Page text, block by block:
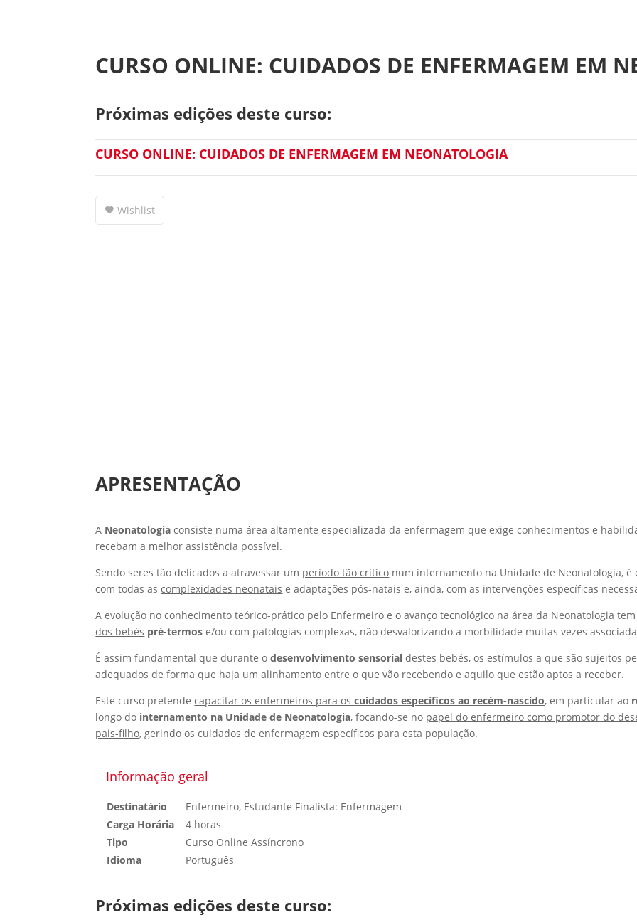
CURSO ONLINE: CUIDADOS DE ENFERMAGEM EM
Próximas edições deste curso:
CURSO ONLINE: CUIDADOS DE ENFERMAGEM EM NEONATOLOGIA
Wishlist
APRESENTAÇÃO
A Neonatologia consiste numa área altamente especializada da enfermagem que exige conhecimentos e
recebam a melhor assistência possível.
Sendo seres tão delicados a atravessar um período tão crítico num internamento na Unidade de Neonatologia,
com todas ascomplexidades neonatais e adaptações pós-natais e, ainda, com as intervenções específicas
A evolução no conhecimento teórico-prático pelo Enfermeiro e o avanço tecnológico na área da Neonatologia
dos bebés pré-termos e/ou com patologias complexas, não desvalorizando a morbilidade muitas vezes
É assim fundamental que durante odesenvolvimento sensorial destes bebés, os estímulos a que são sujeitos
adequados de forma que haja um alinhamento entre o que vão recebendo e aquilo que estão aptos a receber.
Este curso pretendecapacitar os enfermeiros para oscuidados específicos ao recém-nascido, em particular ao
longo do internamento na Unidade de Neonatologia, focando-se no papel do enfermeiro como promotor do
pais-filho, gerindo os cuidados de enfermagem específicos para esta população.
Informação geral
Destinatário
Enfermeiro, Estudante Finalista: Enfermagem
Carga Horária
4 horas
Tipo
Curso Online Assíncrono
Idioma
Português
Próximas edições deste curso: